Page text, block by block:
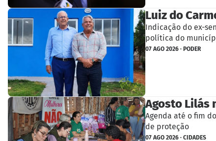
Luiz do
Indicação do ex-
política do
07 AGO 2026 · PODER
Agosto Lilás
Agenda até o fim
de proteção
07 AGO 2026 · CIDADES